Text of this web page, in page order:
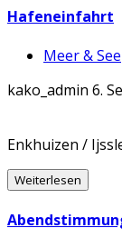
Hafeneinfahrt
Meer & See
kako_admin 6.
Enkhuizen /
Weiterlesen